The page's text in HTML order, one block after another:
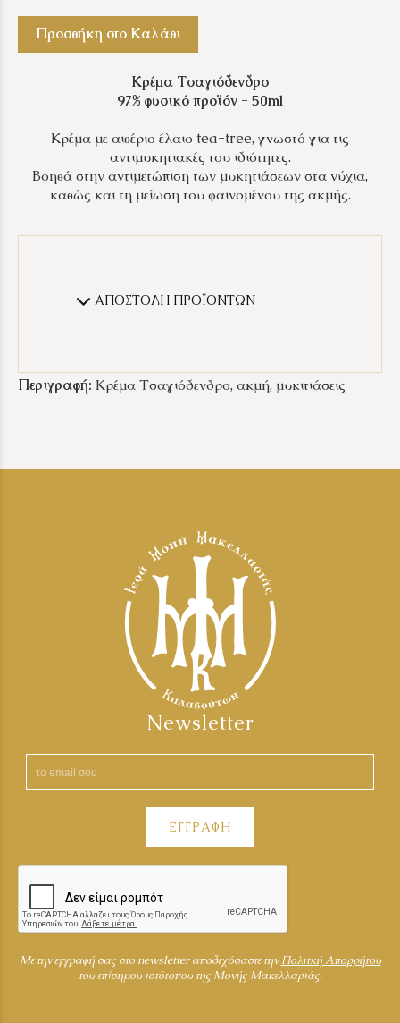
Προσθήκη στο Καλάθι
Κρέμα Τσαγιόδενδρο
97% φυσικό προϊόν - 50ml
Κρέμα με αιθέριο έλαιο tea-tree, γνωστό για τις
αντιμυκητιακές του ιδιότητες.
Βοηθά στην αντιμετώπιση των μυκητιάσεων στα νύχια,
καθώς και τη μείωση του φαινομένου της ακμής.
ΑΠΟΣΤΟΛΗ ΠΡΟΪΟΝΤΩΝ
Περιγραφή: Κρέμα Τσαγιόδενδρο, ακμή, μυκιτιάσεις
Newsletter
ΕΓΓΡΑΦΗ
Mε την εγγραφή σας στο newsletter αποδεχόσαστε τηνΠολιτκή Απορρήτου
του επίσημου ιστότοπου της Μονής Μακελλαριάς.